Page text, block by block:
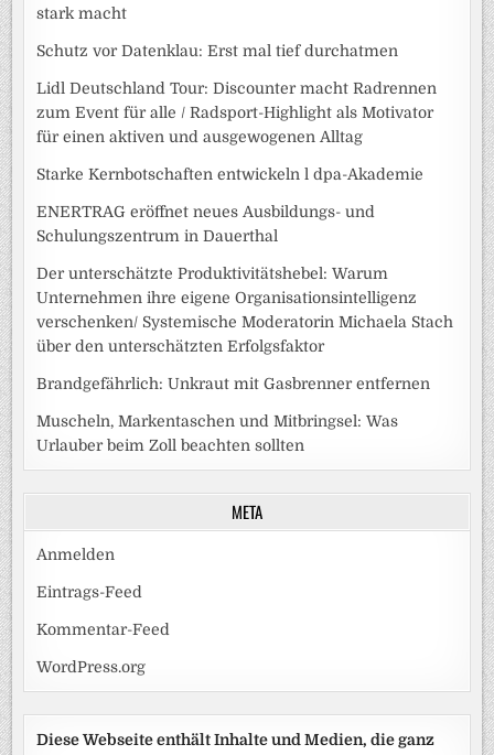
stark macht
Schutz vor Datenklau: Erst mal tief durchatmen
Lidl Deutschland Tour: Discounter macht Radrennen
zum Event für alle / Radsport-Highlight als Motivator
für einen aktiven und ausgewogenen Alltag
Starke Kernbotschaften entwickeln l dpa-Akademie
ENERTRAG eröffnet neues Ausbildungs- und
Schulungszentrum in Dauerthal
Der unterschätzte Produktivitätshebel: Warum
Unternehmen ihre eigene Organisationsintelligenz
verschenken/ Systemische Moderatorin Michaela Stach
über den unterschätzten Erfolgsfaktor
Brandgefährlich: Unkraut mit Gasbrenner entfernen
Muscheln, Markentaschen und Mitbringsel: Was
Urlauber beim Zoll beachten sollten
META
Anmelden
Eintrags-Feed
Kommentar-Feed
WordPress.org
Diese Webseite enthält Inhalte und Medien, die ganz